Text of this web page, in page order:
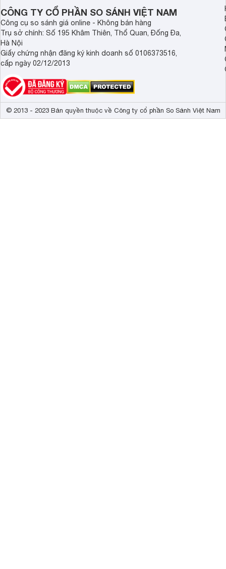
CÔNG TY CỔ PHẦN SO SÁNH VIỆT NAM
Công cụ so sánh giá online - Không bán hàng
Trụ sở chính: Số 195 Khâm Thiên, Thổ Quan, Đống Đa,
Hà Nội
Giấy chứng nhận đăng ký kinh doanh số 0106373516,
cấp ngày 02/12/2013
© 2013 - 2023 Bản quyền thuộc về Công ty cổ phần So Sánh Việt Nam